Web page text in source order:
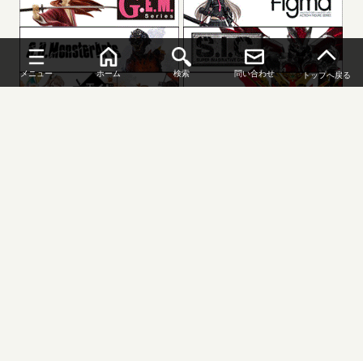
メニュー ホーム 検索 問い合わせ トップへ戻る